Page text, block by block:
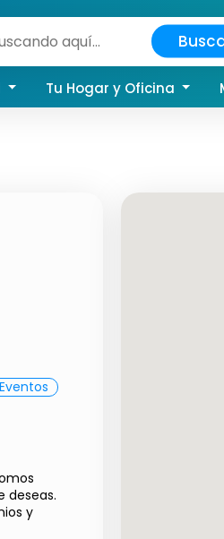
Tu Hogar y Oficina
deseas.
y